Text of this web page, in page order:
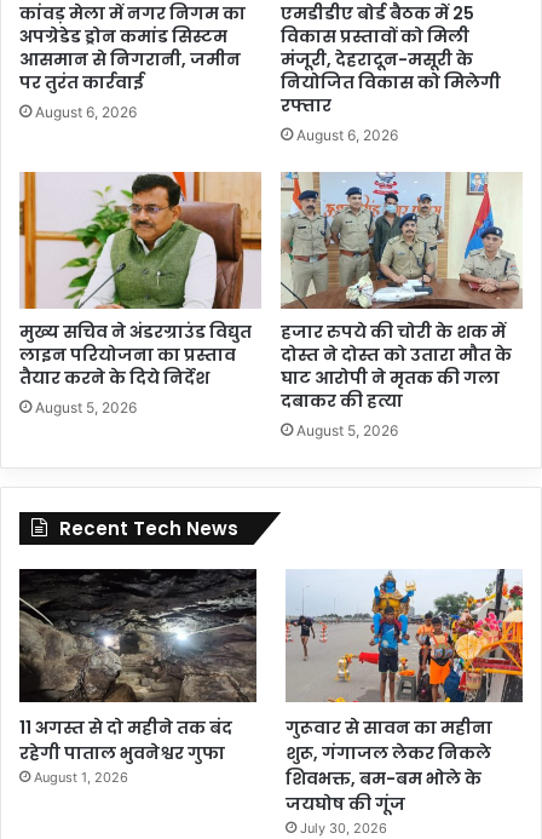
कांवड़ मेला में नगर निगम का
अपग्रेडेड ड्रोन कमांड सिस्टम
आसमान से निगरानी, जमीन
पर तुरंत कार्रवाई
August 6, 2026
एमडीडीए बोर्ड बैठक में 25
विकास प्रस्तावों को मिली
मंजूरी, देहरादून-मसूरी के
नियोजित विकास को मिलेगी
रफ्तार
August 6, 2026
मुख्य सचिव ने अंडरग्राउंड विद्युत
लाइन परियोजना का प्रस्ताव
तैयार करने के दिये निर्देश
August 5, 2026
हजार रुपये की चोरी के शक में
दोस्त ने दोस्त को उतारा मौत के
घाट आरोपी ने मृतक की गला
दबाकर की हत्या
August 5, 2026
Recent Tech News
11 अगस्त से दो महीने तक बंद
रहेगी पाताल भुवनेश्वर गुफा
August 1, 2026
गुरूवार से सावन का महीना
शुरू, गंगाजल लेकर निकले
शिवभक्त, बम-बम भोले के
जयघोष की गूंज
July 30, 2026